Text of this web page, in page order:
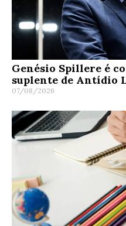
Genésio Spillere é
suplente de Antídio
07/08/2026